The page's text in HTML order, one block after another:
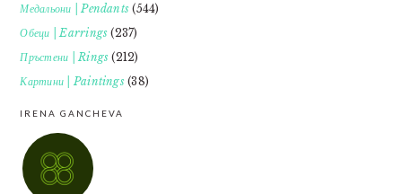
Медальони | Pendants (544)
Обеци | Earrings (237)
Пръстени | Rings (212)
Картини | Paintings(38)
IRENA GANCHEVA